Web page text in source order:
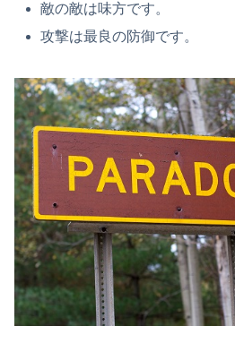
敵の敵は味方です。
攻撃は最良の防御です。